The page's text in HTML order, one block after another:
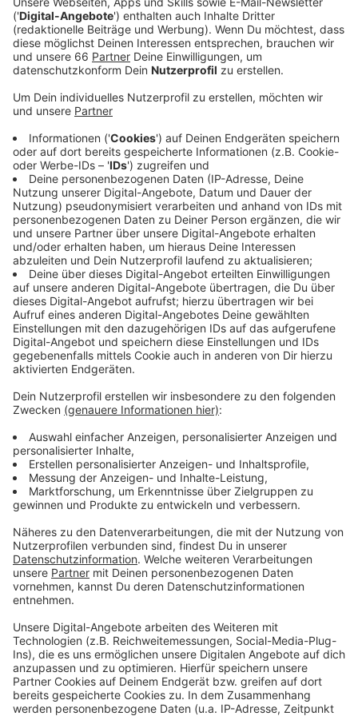
Veröffentlicht:Donnerstag, 13.04.2023 05:33
Anzeige
Glaubt man den drei Klägerinnen, dann waren für sie die
Rede ist von Atemnot,
Bewusstseinsstörungen, Panikattacken und
Erschöpfung. Auch über Sehprobleme, eine
Herzmuskelentzündung und eine Gürtelrose berichten
die Klägerinnen, das normale Immunsystem sei
regelrecht abgeschaltet gewesen. Biontech weist die
Vorwürfe zurück, wie es heißt seien die vielen
Anschuldigungen nicht im Ansatz belegt. Anfang Mai
soll über die Klage verhandelt werden.
Anzeige
Weitere Infos und Links zum Thema
Wir hatten im November 2022 über das "Post-Vac-
Syndrom" berichtet
So berichtet die RP über die Klagen
Letzte Corona-Maßnahmen sind offiziell
ausgelaufen
Anzeige